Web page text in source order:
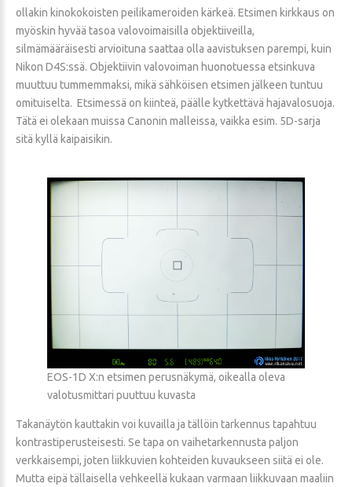
ollakin kinokokoisten peilikameroiden kärkeä. Etsimen kirkkaus on
myöskin hyvää tasoa valovoimaisilla objektiiveilla,
silmämääräisesti arvioituna saattaa olla aavistuksen parempi, kuin
Nikon D4S:ssä. Objektiivin valovoiman huonotuessa etsinkuva
muuttuu tummemmaksi, mikä sähköisen etsimen jälkeen tuntuu
omituiselta. Etsimessä on kiinteä, päälle kytkettävä hajavalosuoja.
Tätä ei olekaan muissa Canonin malleissa, vaikka esim. 5D-sarja
sitä kyllä kaipaisikin.
EOS-1D X:n etsimen perusnäkymä, oikealla oleva
valotusmittari puuttuu kuvasta
Takanäytön kauttakin voi kuvailla ja tällöin tarkennus tapahtuu
kontrastiperusteisesti. Se tapa on vaihetarkennusta paljon
verkkaisempi, joten liikkuvien kohteiden kuvaukseen siitä ei ole.
Mutta eipä tällaisella vehkeellä kukaan varmaan liikkuvaan maaliin